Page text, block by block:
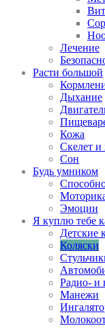
Лечение
Расти большой
Дыхание
Кожа
Скелет и
Сон
Будь умником
Эмоции
Я куплю тебе
Детские
Коляски
Радио- и
Манежи